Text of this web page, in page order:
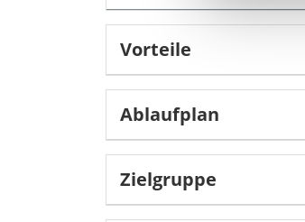
und die
Website an
der Dienste
Vorteile
Ablaufplan
Zielgruppe